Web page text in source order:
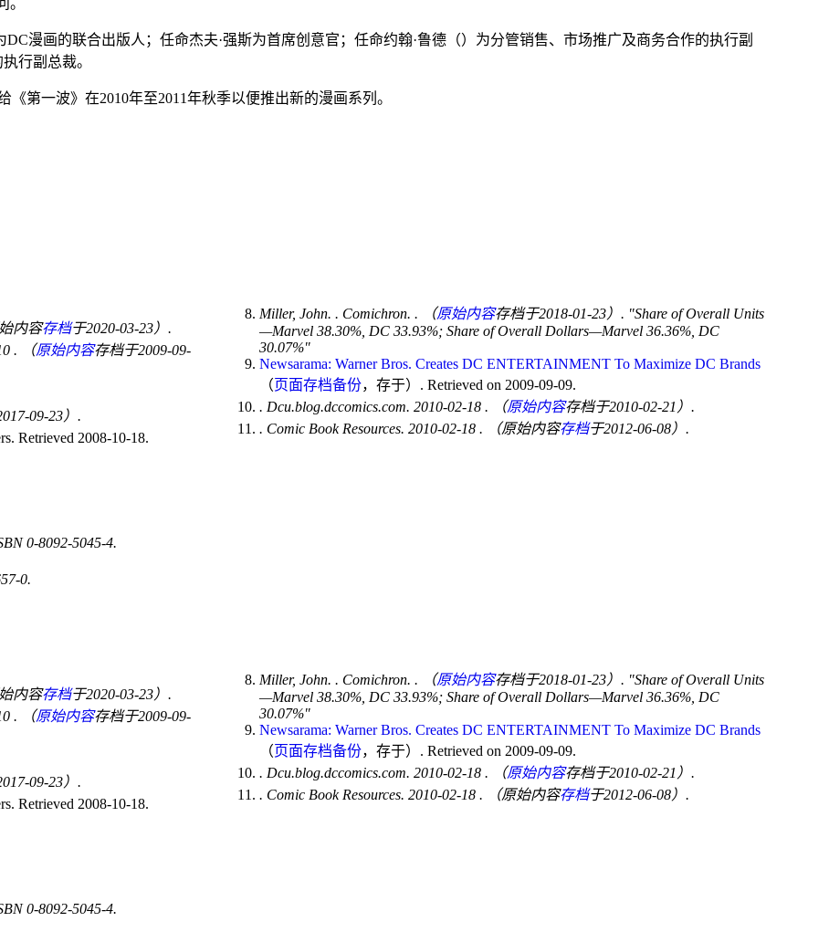
。
DC漫画的联合出版人；任命杰夫·强斯为首席创意官 ；任命约翰·鲁德（）为分管销售、市场推广及商务合作的执行副
行副总裁。
《第一波》在2010年至2011年秋季以便推出新的漫画系列。
内容存档于2020-03-23）.
. （原始内容存档于2009-09-
09-23）.
Retrieved 2008-10-18.
Miller, John. . Comichron. . （原始内容存档于2018-01-23）.
Share of Overall Units
—Marvel 38.30%, DC 33.93%; Share of Overall Dollars—Marvel 36.36%, DC
30.07%
Newsarama: Warner Bros. Creates DC ENTERTAINMENT To Maximize DC Brands
（页面存档备份，存于） . Retrieved on 2009-09-09.
. Dcu.blog.dccomics.com. 2010-02-18 . （原始内容存档于2010-02-21）.
. Comic Book Resources. 2010-02-18 . （原始内容存档于2012-06-08）.
0-8092-5045-4.
0.
内容存档于2020-03-23）.
. （原始内容存档于2009-09-
09-23）.
Retrieved 2008-10-18.
Miller, John. . Comichron. . （原始内容存档于2018-01-23）.
Share of Overall Units
—Marvel 38.30%, DC 33.93%; Share of Overall Dollars—Marvel 36.36%, DC
30.07%
Newsarama: Warner Bros. Creates DC ENTERTAINMENT To Maximize DC Brands
（页面存档备份，存于） . Retrieved on 2009-09-09.
. Dcu.blog.dccomics.com. 2010-02-18 . （原始内容存档于2010-02-21）.
. Comic Book Resources. 2010-02-18 . （原始内容存档于2012-06-08）.
0-8092-5045-4.